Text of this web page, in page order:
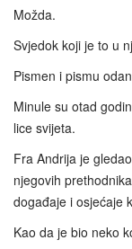
Možda.
Svjedok koji je to u
Pismen i pismu
Minule su otad
lice svijeta.
Fra Andrija je
njegovih
događaje i osjećaje
Kao da je bio neko